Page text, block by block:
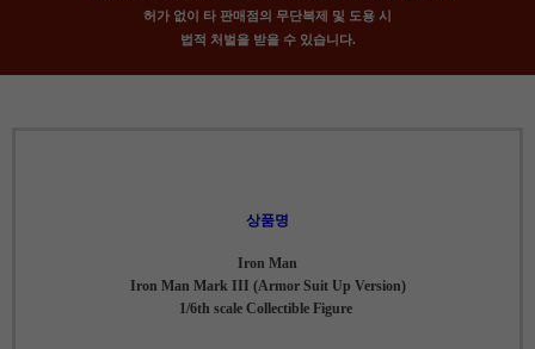
허가 없이 타 판매점의 무단복제 및 도용 시
법적 처벌을 받을 수 있습니다.
상품명
Iron Man
Iron Man Mark III (Armor Suit Up Version)
1/6th scale Collectible Figure